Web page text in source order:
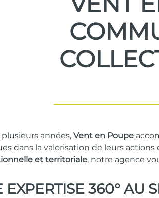
années, Vent en Poupe
dans la valorisation de leurs actions
et territoriale, notre agence
EXPERTISE 360° AU